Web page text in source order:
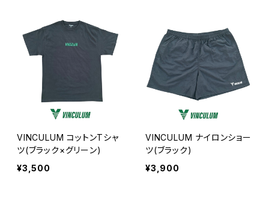
VINCULUM コットンTシャ
ツ(ブラック×グリーン)
¥3,500
VINCULUM ナイロンショー
ツ(ブラック)
¥3,900